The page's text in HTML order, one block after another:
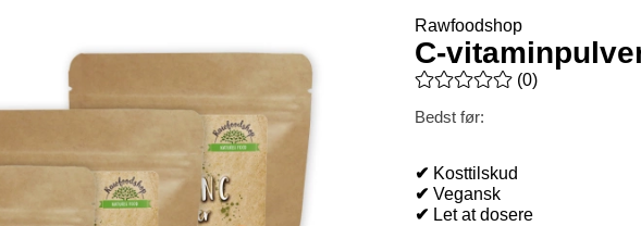
Rawfoodshop
C-
Gennemsnitlig vurdering 0
(0)
Bedst før:
✔ Kosttilskud
✔ Vegansk
✔ Let at dosere